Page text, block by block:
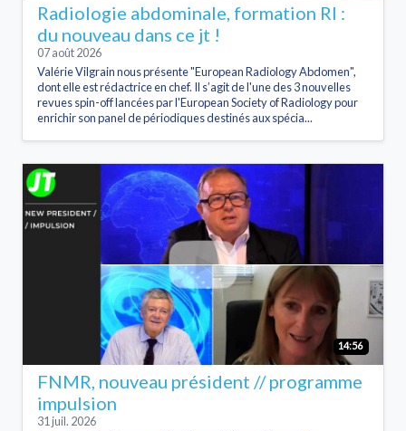
Radiologie abdominale, formation RI :
du nouveau dans ce jt !
07 août 2026
Valérie Vilgrain nous présente "European Radiology Abdomen",
dont elle est rédactrice en chef. Il s’agit de l'une des 3 nouvelles
revues spin-off lancées par l'European Society of Radiology pour
enrichir son panel de périodiques destinés aux spécia...
14:56
FNMR, nouveau président // programme
impulsion
31 juil. 2026